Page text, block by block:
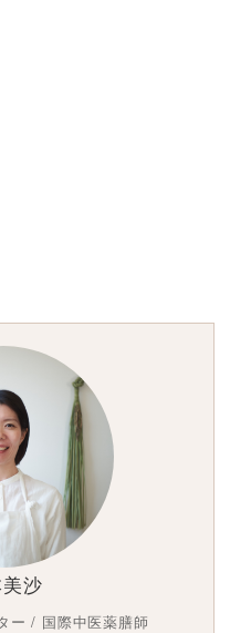
沙
ー / 国際中医薬膳師